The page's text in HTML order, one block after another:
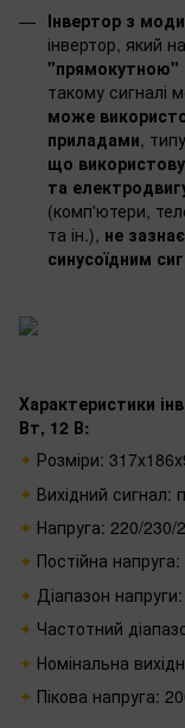
Інвертор з
інвертор, який
"прямокутною"
такому сигналі
може
приладами, типу
що
та
(комп'ютери,
та ін.), не
синусоїдним
Характеристики
Вт, 12 В:
Розміри:
Вихідний сигнал:
Напруга: 220/230/
Постійна
Діапазон
Частотний
Номінальна
Пікова напруга: